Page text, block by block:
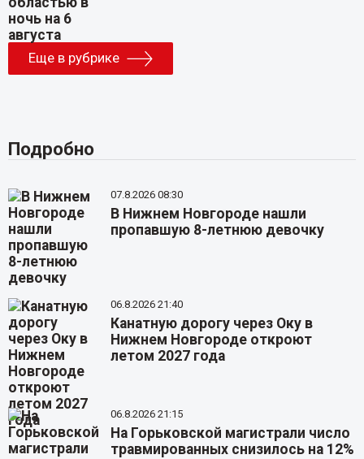
Еще в рубрике
Подробно
07.8.2026 08:30
В Нижнем Новгороде нашли
пропавшую 8-летнюю девочку
06.8.2026 21:40
Канатную дорогу через Оку в
Нижнем Новгороде откроют
летом 2027 года
06.8.2026 21:15
На Горьковской магистрали число
травмированных снизилось на 12%